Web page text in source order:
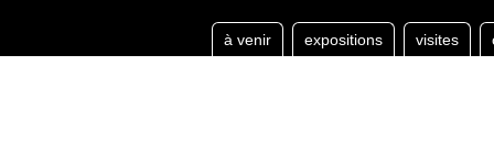
à venir expositions visites